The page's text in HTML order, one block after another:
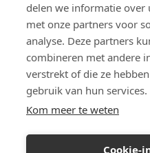
delen we informatie over
met onze partners voor
analyse. Deze partners
combineren met andere
verstrekt of die ze
gebruik van hun services.
Kom meer te weten
Cookie-